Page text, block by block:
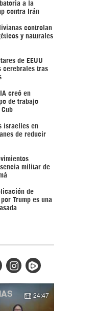
a la
contra Irán
controlan
y naturales
de EEUU
cerebrales tras
creó en
de trabajo
Cub
israelíes en
de reducir
militar de
de
Trump es una

24:47